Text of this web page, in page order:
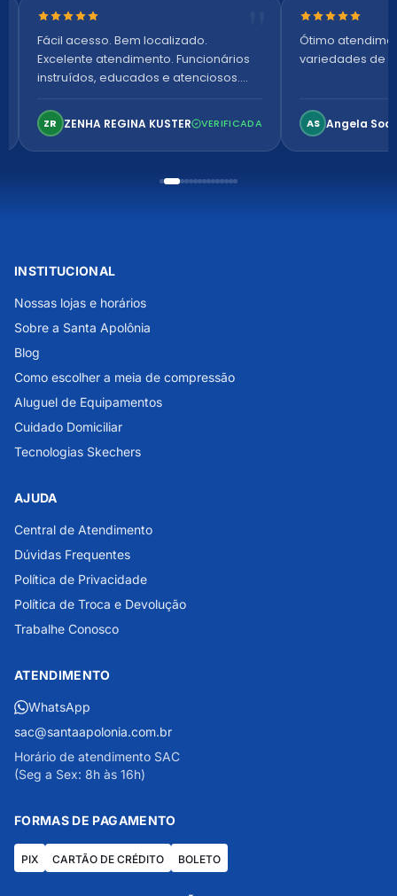
Nota 5 de 5 estrelas
Fácil acesso. Bem localizado.
Excelente atendimento. Funcionários
instruídos, educados e atenciosos.
confortável. Perfeito!
ZR ZENHA REGINA KUSTER VERIFICADA
Nota 5 de 5
Ótimo
variedades de
AS Angela
INSTITUCIONAL
Nossas lojas e horários
Sobre a Santa Apolônia
Blog
Como escolher a meia de compressão
Aluguel de Equipamentos
Cuidado Domiciliar
Tecnologias Skechers
AJUDA
Central de Atendimento
Dúvidas Frequentes
Política de Privacidade
Política de Troca e Devolução
Trabalhe Conosco
ATENDIMENTO
WhatsApp
sac@santaapolonia.com.br
Horário de atendimento SAC
(Seg a Sex: 8h às 16h)
FORMAS DE PAGAMENTO
PIX CARTÃO DE CRÉDITO BOLETO